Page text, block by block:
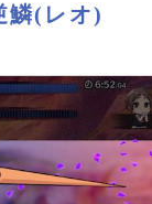
鱗(レオ)